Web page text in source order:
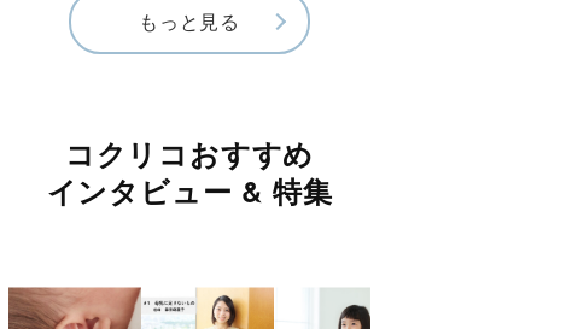
もっと見る
コクリコおすすめ
インタビュー & 特集